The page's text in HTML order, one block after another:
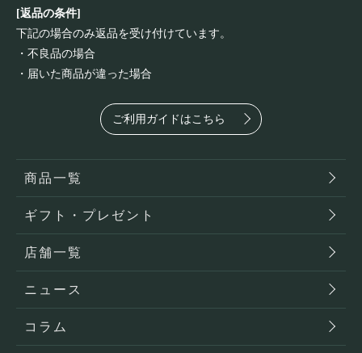
[返品の条件]
下記の場合のみ返品を受け付けています。
・不良品の場合
・届いた商品が違った場合
ご利用ガイドはこちら
商品一覧
ギフト・プレゼント
店舗一覧
ニュース
コラム